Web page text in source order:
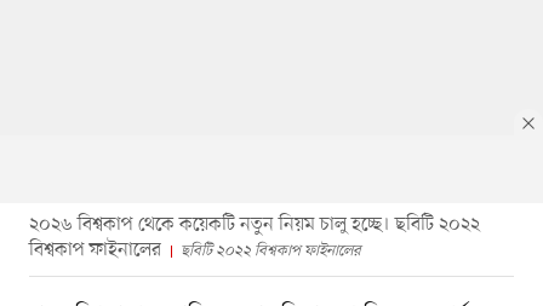
২০২৬ বিশ্বকাপ থেকে কয়েকটি নতুন নিয়ম চালু হচ্ছে। ছবিটি ২০২২
বিশ্বকাপ ফাইনালের
ছবিটি ২০২২ বিশ্বকাপ ফাইনালের